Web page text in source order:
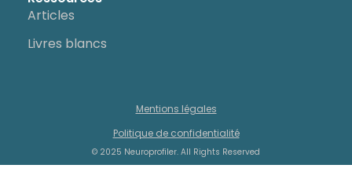
Articles
Livres blancs
Mentions légales
Politique de confidentialité
© 2025 Neuroprofiler. All Rights Reserved